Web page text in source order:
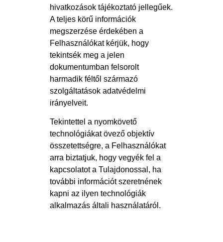
hivatkozások tájékoztató jellegűek.
A teljes körű információk
megszerzése érdekében a
Felhasználókat kérjük, hogy
tekintsék meg a jelen
dokumentumban felsorolt ​​​​
harmadik féltől származó
szolgáltatások adatvédelmi
irányelveit.
Tekintettel a nyomkövető
technológiákat övező objektív
összetettségre, a Felhasználókat
arra biztatjuk, hogy vegyék fel a
kapcsolatot a Tulajdonossal, ha
további információt szeretnének
kapni az ilyen technológiák
alkalmazás általi használatáról.